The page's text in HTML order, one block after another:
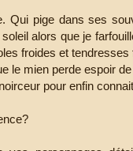
Qui pige dans ses
alors que je
froides et tendresses
le mien perde espoir
pour enfin